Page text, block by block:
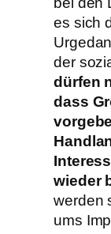
es sich
der
dürfen
dass
wieder
werden
ums